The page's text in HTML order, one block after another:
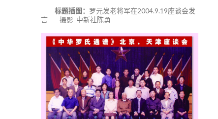
标题插图： 罗元发老将军在2004.9.19座谈会发
言——摄影 中新社陈勇